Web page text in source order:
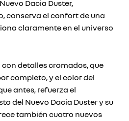
Dacia Duster,
conserva el confort de una
claramente en el universo
detalles cromados, que
completo, y el color del
antes, refuerza el
del Nuevo Dacia Duster y su
también cuatro nuevos